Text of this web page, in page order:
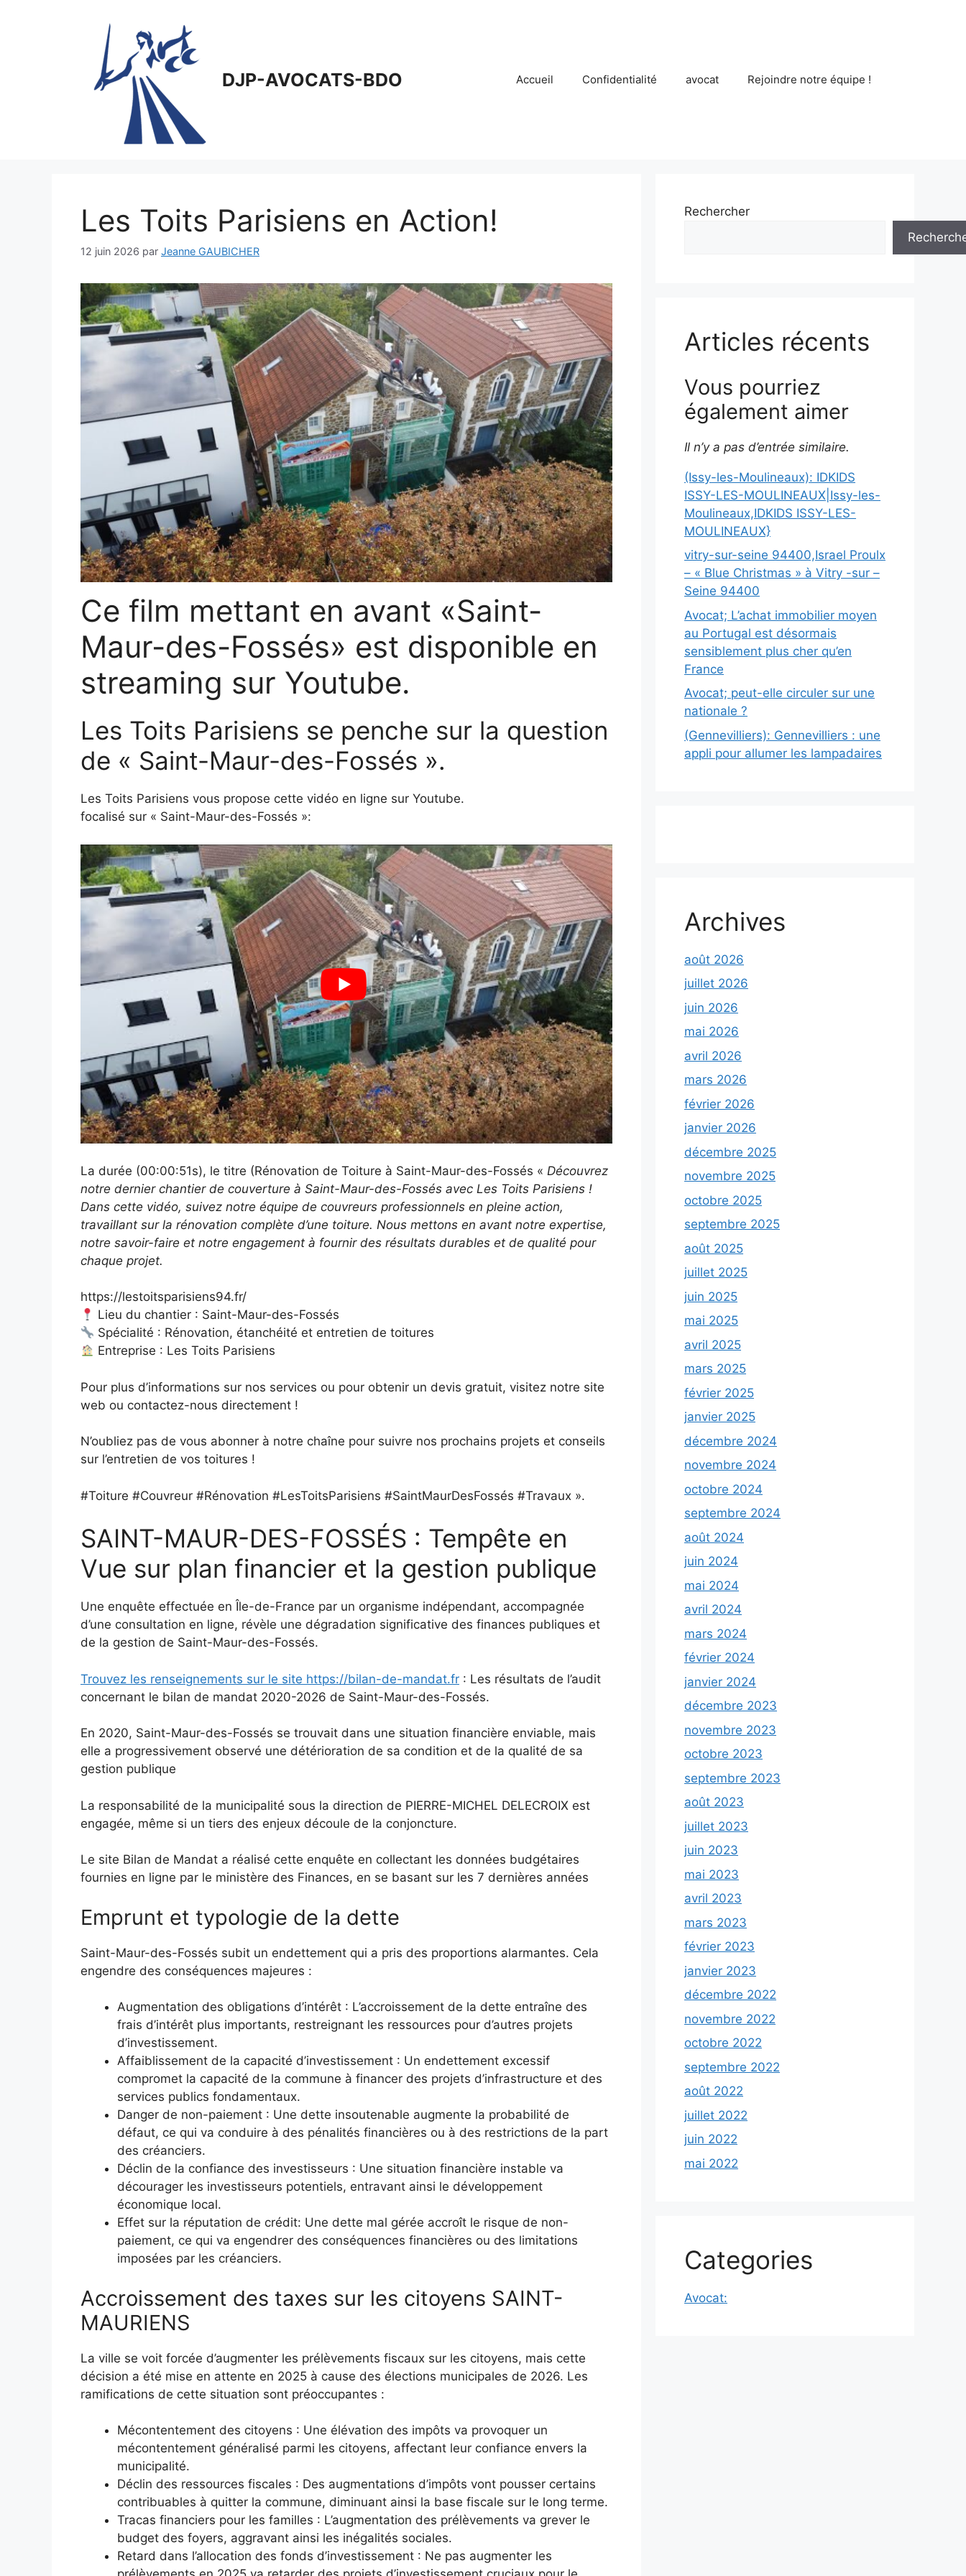
DJP-AVOCATS-BDO Accueil Confidentialité avocat Rejoindre notre équipe !
Les Toits Parisiens en Action!
12 juin 2026 par Jeanne GAUBICHER
Ce film mettant en avant «Saint-
Maur-des-Fossés» est disponible en
streaming sur Youtube.
Les Toits Parisiens se penche sur la question
de « Saint-Maur-des-Fossés ».
Les Toits Parisiens vous propose cette vidéo en ligne sur Youtube.
focalisé sur « Saint-Maur-des-Fossés »:
La durée (00:00:51s), le titre (Rénovation de Toiture à Saint-Maur-des-Fossés « Découvrez
notre dernier chantier de couverture à Saint-Maur-des-Fossés avec Les Toits Parisiens !
Dans cette vidéo, suivez notre équipe de couvreurs professionnels en pleine action,
travaillant sur la rénovation complète d’une toiture. Nous mettons en avant notre expertise,
notre savoir-faire et notre engagement à fournir des résultats durables et de qualité pour
chaque projet.
https://lestoitsparisiens94.fr/
Lieu du chantier : Saint-Maur-des-Fossés
Spécialité : Rénovation, étanchéité et entretien de toitures
Entreprise : Les Toits Parisiens
Pour plus d’informations sur nos services ou pour obtenir un devis gratuit, visitez notre site
web ou contactez-nous directement !
N’oubliez pas de vous abonner à notre chaîne pour suivre nos prochains projets et conseils
sur l’entretien de vos toitures !
#Toiture #Couvreur #Rénovation #LesToitsParisiens #SaintMaurDesFossés #Travaux ».
SAINT-MAUR-DES-FOSSÉS : Tempête en
Vue sur plan financier et la gestion publique
Une enquête effectuée en Île-de-France par un organisme indépendant, accompagnée
d’une consultation en ligne, révèle une dégradation significative des finances publiques et
de la gestion de Saint-Maur-des-Fossés.
Trouvez les renseignements sur le site https://bilan-de-mandat.fr : Les résultats de l’audit
concernant le bilan de mandat 2020-2026 de Saint-Maur-des-Fossés.
En 2020, Saint-Maur-des-Fossés se trouvait dans une situation financière enviable, mais
elle a progressivement observé une détérioration de sa condition et de la qualité de sa
gestion publique
La responsabilité de la municipalité sous la direction de PIERRE-MICHEL DELECROIX est
engagée, même si un tiers des enjeux découle de la conjoncture.
Le site Bilan de Mandat a réalisé cette enquête en collectant les données budgétaires
fournies en ligne par le ministère des Finances, en se basant sur les 7 dernières années
Emprunt et typologie de la dette
Saint-Maur-des-Fossés subit un endettement qui a pris des proportions alarmantes. Cela
engendre des conséquences majeures :
Augmentation des obligations d’intérêt : L’accroissement de la dette entraîne des
frais d’intérêt plus importants, restreignant les ressources pour d’autres projets
d’investissement.
Affaiblissement de la capacité d’investissement : Un endettement excessif
compromet la capacité de la commune à financer des projets d’infrastructure et des
services publics fondamentaux.
Danger de non-paiement : Une dette insoutenable augmente la probabilité de
défaut, ce qui va conduire à des pénalités financières ou à des restrictions de la part
des créanciers.
Déclin de la confiance des investisseurs : Une situation financière instable va
décourager les investisseurs potentiels, entravant ainsi le développement
économique local.
Effet sur la réputation de crédit: Une dette mal gérée accroît le risque de non-
paiement, ce qui va engendrer des conséquences financières ou des limitations
imposées par les créanciers.
Accroissement des taxes sur les citoyens SAINT-
MAURIENS
La ville se voit forcée d’augmenter les prélèvements fiscaux sur les citoyens, mais cette
décision a été mise en attente en 2025 à cause des élections municipales de 2026. Les
ramifications de cette situation sont préoccupantes :
Mécontentement des citoyens : Une élévation des impôts va provoquer un
mécontentement généralisé parmi les citoyens, affectant leur confiance envers la
municipalité.
Déclin des ressources fiscales : Des augmentations d’impôts vont pousser certains
contribuables à quitter la commune, diminuant ainsi la base fiscale sur le long terme.
Tracas financiers pour les familles : L’augmentation des prélèvements va grever le
budget des foyers, aggravant ainsi les inégalités sociales.
Retard dans l’allocation des fonds d’investissement : Ne pas augmenter les
Rechercher
Articles récents
Vous pourriez
également aimer
Il n’y a pas d’entrée similaire.
(Issy-les-Moulineaux): IDKIDS
ISSY-LES-MOULINEAUX|Issy-les-
Moulineaux,IDKIDS ISSY-LES-
MOULINEAUX}
vitry-sur-seine 94400,Israel Proulx
– « Blue Christmas » à Vitry -sur –
Seine 94400
Avocat; L’achat immobilier moyen
au Portugal est désormais
sensiblement plus cher qu’en
France
Avocat; peut-elle circuler sur une
nationale ?
(Gennevilliers): Gennevilliers : une
appli pour allumer les lampadaires
Archives
août 2026
juillet 2026
juin 2026
mai 2026
avril 2026
mars 2026
février 2026
janvier 2026
décembre 2025
novembre 2025
octobre 2025
septembre 2025
août 2025
juillet 2025
juin 2025
mai 2025
avril 2025
mars 2025
février 2025
janvier 2025
décembre 2024
novembre 2024
octobre 2024
septembre 2024
août 2024
juin 2024
mai 2024
avril 2024
mars 2024
février 2024
janvier 2024
décembre 2023
novembre 2023
octobre 2023
septembre 2023
août 2023
juillet 2023
juin 2023
mai 2023
avril 2023
mars 2023
février 2023
janvier 2023
décembre 2022
novembre 2022
octobre 2022
septembre 2022
août 2022
juillet 2022
juin 2022
mai 2022
Categories
Avocat: